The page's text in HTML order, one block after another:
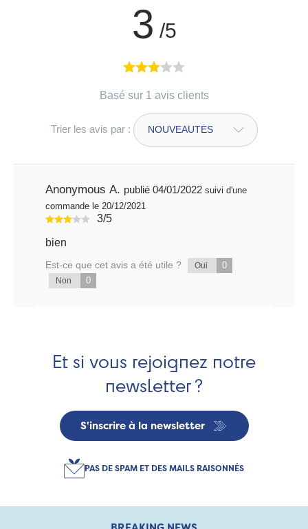
3 /5
Basé sur 1 avis clients
Trier les avis par :
Anonymous A. publié 04/01/2022 suivi d'une
commande le 20/12/2021
3/5
bien
Est-ce que cet avis a été utile ? Oui 0
Non 0
Et si vous rejoignez notre
newsletter ?
S'inscrire à la newsletter
PAS DE SPAM ET DES MAILS RAISONNÉS